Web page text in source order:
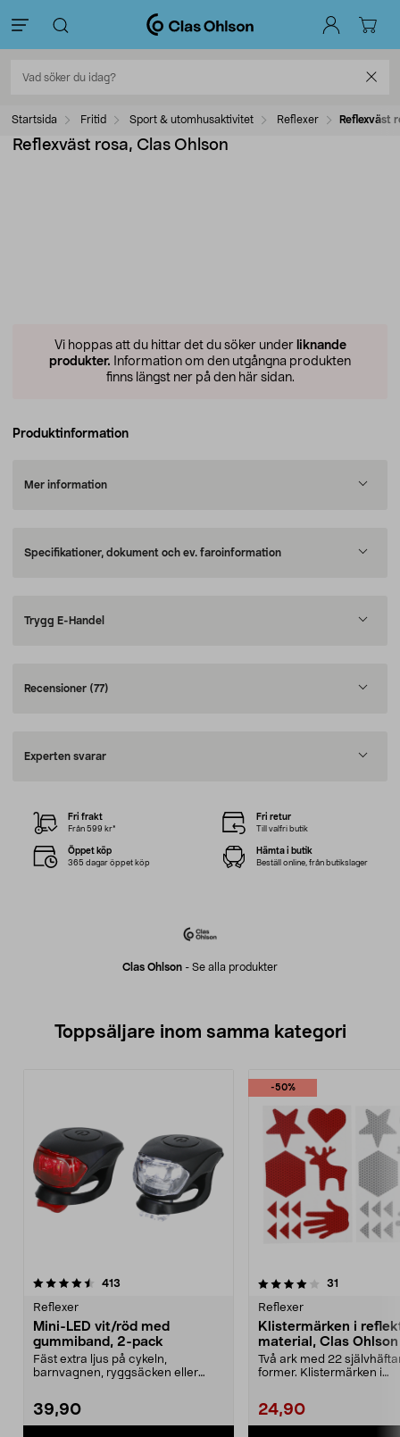
Startsida Fritid Sport & utomhusaktivitet Reflexer Reflexväst
Reflexväst rosa, Clas Ohlson
Vi hoppas att du hittar det du söker under liknande
produkter. Information om den utgångna produkten
finns längst ner på den här sidan.
Produktinformation
Mer information
Specifikationer, dokument och ev. faroinformation
Trygg E-Handel
Recensioner (77)
Experten svarar
Clas Ohlson - Se alla produkter
Fri frakt
Från 599 kr*
Fri retur
Till valfri butik
Öppet köp
365 dagar öppet köp
Hämta i butik
Beställ online, från butikslager
Toppsäljare inom samma kategori
413
Reflexer
Mini-LED vit/röd med
gummiband, 2-pack
Fäst extra ljus på cykeln,
barnvagnen, ryggsäcken eller
39,90
-50%
4.0 av 5 stjärnor 31
Reflexer
Klistermärken i
material, Clas Ohlson
Två ark med 22
former. Klistermärken i
24,90
4.5 av 5 stjärnor